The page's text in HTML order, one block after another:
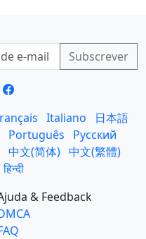
Italiano
日本語
Português
Русский
中文(简体) 中文(繁體)
हिन्दी
& Feedback